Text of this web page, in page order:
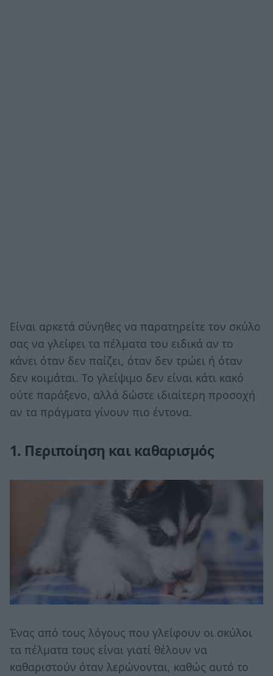
Είναι αρκετά σύνηθες να παρατηρείτε τον σκύλο
σας να γλείφει τα πέλματα του ειδικά αν το
κάνει όταν δεν παίζει, όταν δεν τρώει ή όταν
δεν κοιμάται. Το γλείψιμο δεν είναι κάτι κακό
ούτε παράξενο, αλλά δώστε ιδιαίτερη προσοχή
αν τα πράγματα γίνουν πιο έντονα.
1. Περιποίηση και καθαρισμός
Ένας από τους λόγους που γλείφουν οι σκύλοι
τα πέλματα τους είναι γιατί θέλουν να
καθαριστούν όταν λερώνονται, καθώς αυτό το